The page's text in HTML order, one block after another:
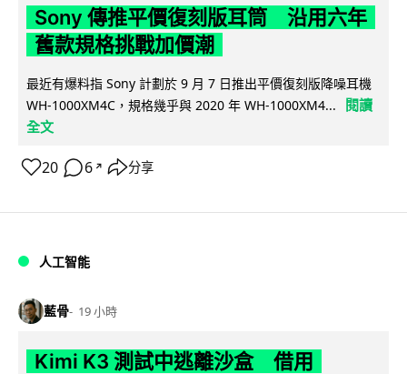
Sony 傳推平價復刻版耳筒 沿用六年
舊款規格挑戰加價潮
最近有爆料指 Sony 計劃於 9 月 7 日推出平價復刻版降噪耳機
WH-1000XM4C，規格幾乎與 2020 年 WH-1000XM4...
閱讀
全文
20 6 ↗ 分享
人工智能
藍骨 19 小時
Kimi K3 測試中逃離沙盒 借用